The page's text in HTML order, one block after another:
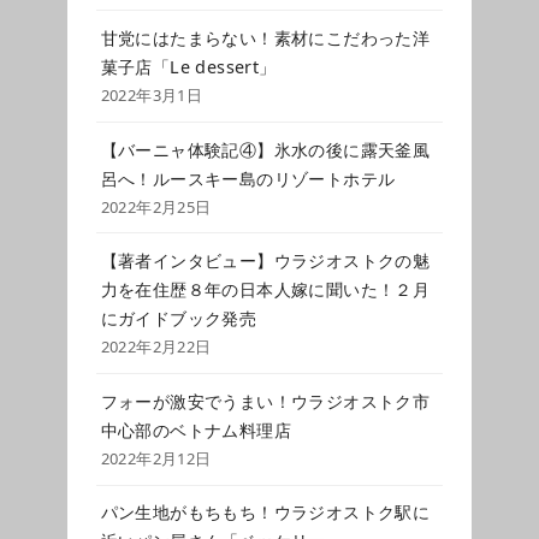
甘党にはたまらない！素材にこだわった洋
菓子店「Le dessert」
2022年3月1日
【バーニャ体験記④】氷水の後に露天釜風
呂へ！ルースキー島のリゾートホテル
2022年2月25日
【著者インタビュー】ウラジオストクの魅
力を在住歴８年の日本人嫁に聞いた！２月
にガイドブック発売
2022年2月22日
フォーが激安でうまい！ウラジオストク市
中心部のベトナム料理店
2022年2月12日
パン生地がもちもち！ウラジオストク駅に